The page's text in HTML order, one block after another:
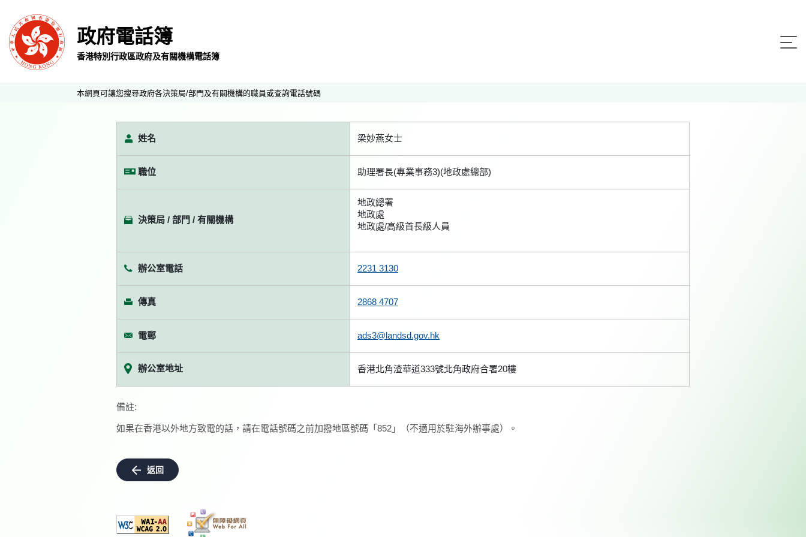
政府電話簿
香港特別行政區政府及有關機構電話簿
本網頁可讓您搜尋政府各決策局/部門及有關機構的職員或查詢電話號碼
姓名 梁妙燕女士
職位 助理署長(專業事務3)(地政處總部)
決策局 / 部門 / 有關機構
地政總署
地政處
地政處/高級首長級人員
辦公室電話 2231 3130
傳真 2868 4707
電郵 ads3@landsd.gov.hk
辦公室地址 香港北角渣華道333號北角政府合署20樓
備註:
如果在香港以外地方致電的話，請在電話號碼之前加撥地區號碼「852」（不適用於駐海外辦事處）。
返回